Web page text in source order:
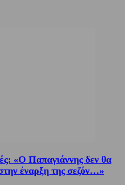
«Ο Παπαγιάννης δεν θα
έναρξη της σεζόν…»